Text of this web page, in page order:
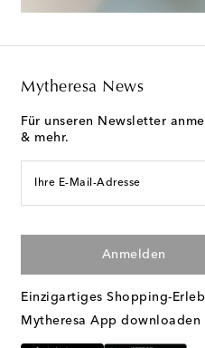
Mytheresa News
Für unseren Newsletter
& mehr.
Ihre E-Mail-Adresse
Anmelden
Einzigartiges Shopping-
Mytheresa App downloaden